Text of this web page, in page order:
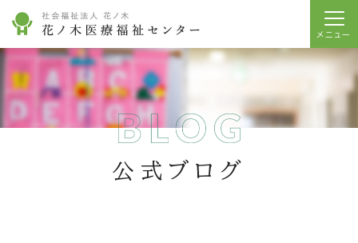
公式ブログ